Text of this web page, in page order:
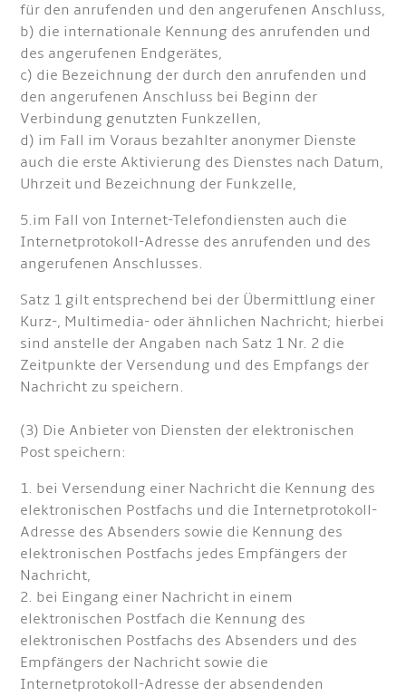
für den anrufenden und den angerufenen Anschluss,
b) die internationale Kennung des anrufenden und
des angerufenen Endgerätes,
c) die Bezeichnung der durch den anrufenden und
den angerufenen Anschluss bei Beginn der
Verbindung genutzten Funkzellen,
d) im Fall im Voraus bezahlter anonymer Dienste
auch die erste Aktivierung des Dienstes nach Datum,
Uhrzeit und Bezeichnung der Funkzelle,
5.im Fall von Internet-Telefondiensten auch die
Internetprotokoll-Adresse des anrufenden und des
angerufenen Anschlusses.
Satz 1 gilt entsprechend bei der Übermittlung einer
Kurz-, Multimedia- oder ähnlichen Nachricht; hierbei
sind anstelle der Angaben nach Satz 1 Nr. 2 die
Zeitpunkte der Versendung und des Empfangs der
Nachricht zu speichern.
(3) Die Anbieter von Diensten der elektronischen
Post speichern:
1. bei Versendung einer Nachricht die Kennung des
elektronischen Postfachs und die Internetprotokoll-
Adresse des Absenders sowie die Kennung des
elektronischen Postfachs jedes Empfängers der
Nachricht,
2. bei Eingang einer Nachricht in einem
elektronischen Postfach die Kennung des
elektronischen Postfachs des Absenders und des
Empfängers der Nachricht sowie die
Internetprotokoll-Adresse der absendenden